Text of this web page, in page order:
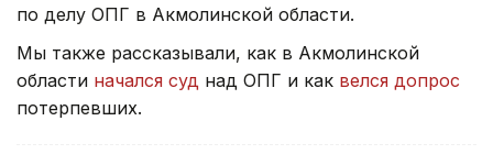
по делу ОПГ в Акмолинской области.
Мы также рассказывали, как в Акмолинской
области начался суд над ОПГ и как велся допрос
потерпевших.